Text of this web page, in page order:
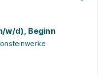
w/d), Beginn